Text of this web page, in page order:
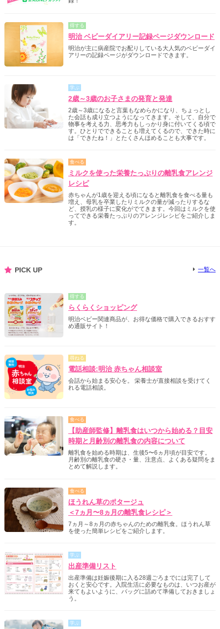
得する
明治 ベビーダイアリー記録ページダウンロード
明治が主に病産院でお配りしている大人気のベビーダイ
アリーの記録ページがダウンロードできます。
学ぶ
2歳～3歳のお子さまの発育と発達
2歳～3歳になると言葉もなめらかになり、ちょっとし
た会話も成り立つようになってきます。そして、自分で
物事を考える力、思考力もしっかり身に付いてくる頃で
す。ひとりでできることも増えてくるので、できた時に
は「できたね！」とたくさんほめることも大事です。
食べる
ミルクを使った栄養たっぷりの離乳食アレンジ
レシピ
赤ちゃんが1歳を迎える頃になると離乳食を食べる量も
増え、母乳を卒業したりミルクの量が減ったりするな
ど、授乳の様子に変化がでてきます。今回はミルクを使
ってできる栄養たっぷりのアレンジレシピをご紹介しま
す。
PICK UP 一覧へ
得する
らくらくショッピング
明治ベビー関連商品が、お得な価格で購入できるおすす
め通販サイト！
尋ねる
電話相談:明治 赤ちゃん相談室
会話から始まる安心を。 栄養士が直接相談を受けてく
れる電話相談。
食べる
【助産師監修】離乳食はいつから始める？目安
時期と月齢別の離乳食の内容について
離乳食を始める時期は、生後5〜6ヵ月頃が目安です。
月齢別の離乳食の硬さ・量、注意点、よくある疑問をま
とめて解説します。
食べる
ほうれん草のポタージュ
＜7ヵ月〜8ヵ月の離乳食レシピ＞
7ヵ月～8ヵ月の赤ちゃんのための離乳食。ほうれん草
を使った簡単レシピをご紹介します。
学ぶ
出産準備リスト
出産準備は妊娠後期に入る28週ごろまでには完了して
おくと安心です。入院生活に必要なものは、いつお産が
来てもよいように、バッグに詰めて準備しておきましょ
う。
学ぶ